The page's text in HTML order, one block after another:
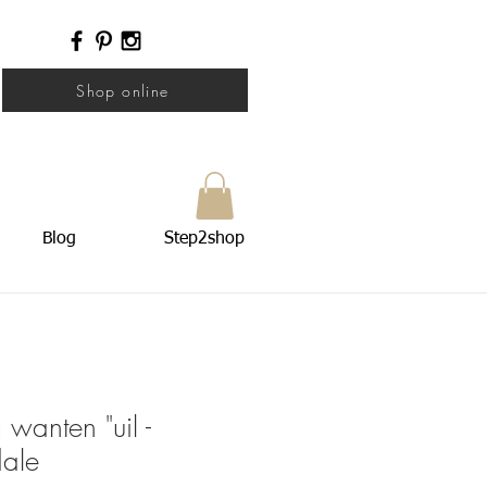
Shop online
Blog Step2shop
"uil -